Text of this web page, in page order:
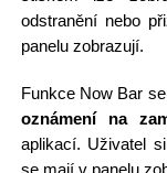
odstranění nebo
panelu zobrazují.
Funkce Now Bar
oznámení na
aplikací. Uživatel